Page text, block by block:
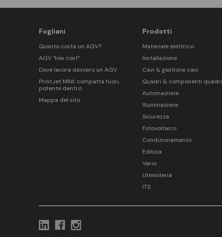
Fogliani
Quanto costa un AGV?
AGV “low cost”
Dove lavora davvero un AGV
PrintJet MINI: compatta fuori,
potente dentro.
Mappa del sito
Prodotti
Materiale elettrico
Installazione
Cavi & gestione cavi
Quadri & componenti quadri
Automazione
Illuminazione
Sicurezza
Fotovoltaico
Condizionamento
Edilizia
Vario
Utensileria
ITS